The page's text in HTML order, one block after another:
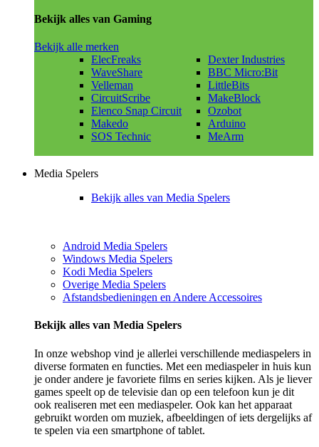
Bekijk alles van Gaming
Bekijk alle merken
ElecFreaks
WaveShare
Velleman
CircuitScribe
Elenco Snap Circuit
Makedo
SOS Technic
Dexter Industries
BBC Micro:Bit
LittleBits
MakeBlock
Ozobot
Arduino
MeArm
Media Spelers
Bekijk alles van Media Spelers
Android Media Spelers
Windows Media Spelers
Kodi Media Spelers
Overige Media Spelers
Afstandsbedieningen en Andere Accessoires
Bekijk alles van Media Spelers
In onze webshop vind je allerlei verschillende mediaspelers in
diverse formaten en functies. Met een mediaspeler in huis kun
je onder andere je favoriete films en series kijken. Als je liever
games speelt op de televisie dan op een telefoon kun je dit
ook realiseren met een mediaspeler. Ook kan het apparaat
gebruikt worden om muziek, afbeeldingen of iets dergelijks af
te spelen via een smartphone of tablet.